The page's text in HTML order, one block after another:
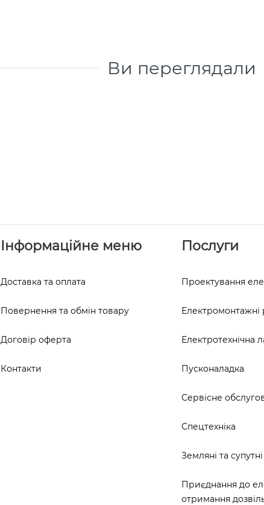
Ви переглядали
Інформаційне меню
Доставка та оплата
Повернення та обмін товару
Договір оферта
Контакти
Послуги
Проектування
Електромонтажні
Електротехнічна
Пусконаладка
Сервісне
Спецтехніка
Земляні та
Приєднання до
отримання